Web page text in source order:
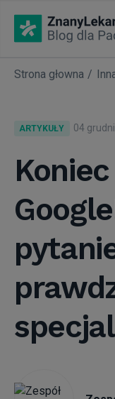
KATEGORIE
Nasze akcje
Nowości w
Okiem
Warto
Strona głowna
ARTYKUŁY 04